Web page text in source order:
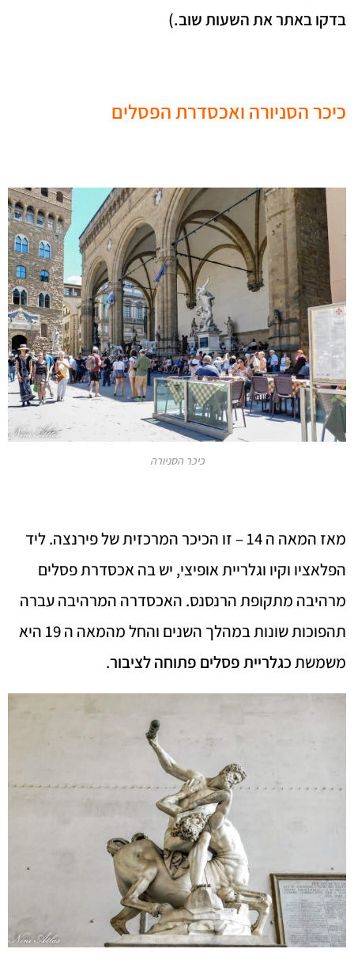
בדקו באתר את השעות שוב.)
כיכר הסניורה ואכסדרת הפסלים
כיכר הסניורה
מאז המאה ה 14 – זו הכיכר המרכזית של פירנצה. ליד
הפלאציו וקיו וגלריית אופיצי, יש בה אכסדרת פסלים
מרהיבה מתקופת הרנסנס. האכסדרה המרהיבה עברה
תהפוכות שונות במהלך השנים והחל מהמאה ה 19 היא
משמשת כגלריית פסלים פתוחה לציבור.